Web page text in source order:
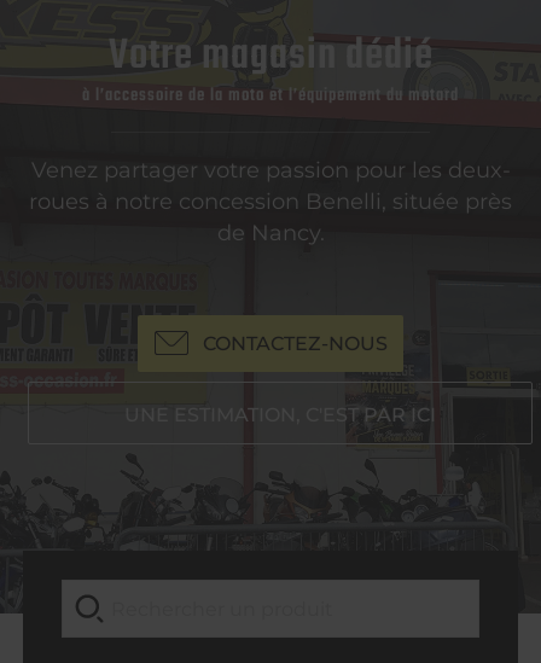
Votre magasin dédié
à l’accessoire de la moto et l’équipement du motard
Venez partager votre passion pour les deux-
roues à notre concession Benelli, située près
de Nancy.
CONTACTEZ-NOUS
UNE ESTIMATION, C'EST PAR ICI